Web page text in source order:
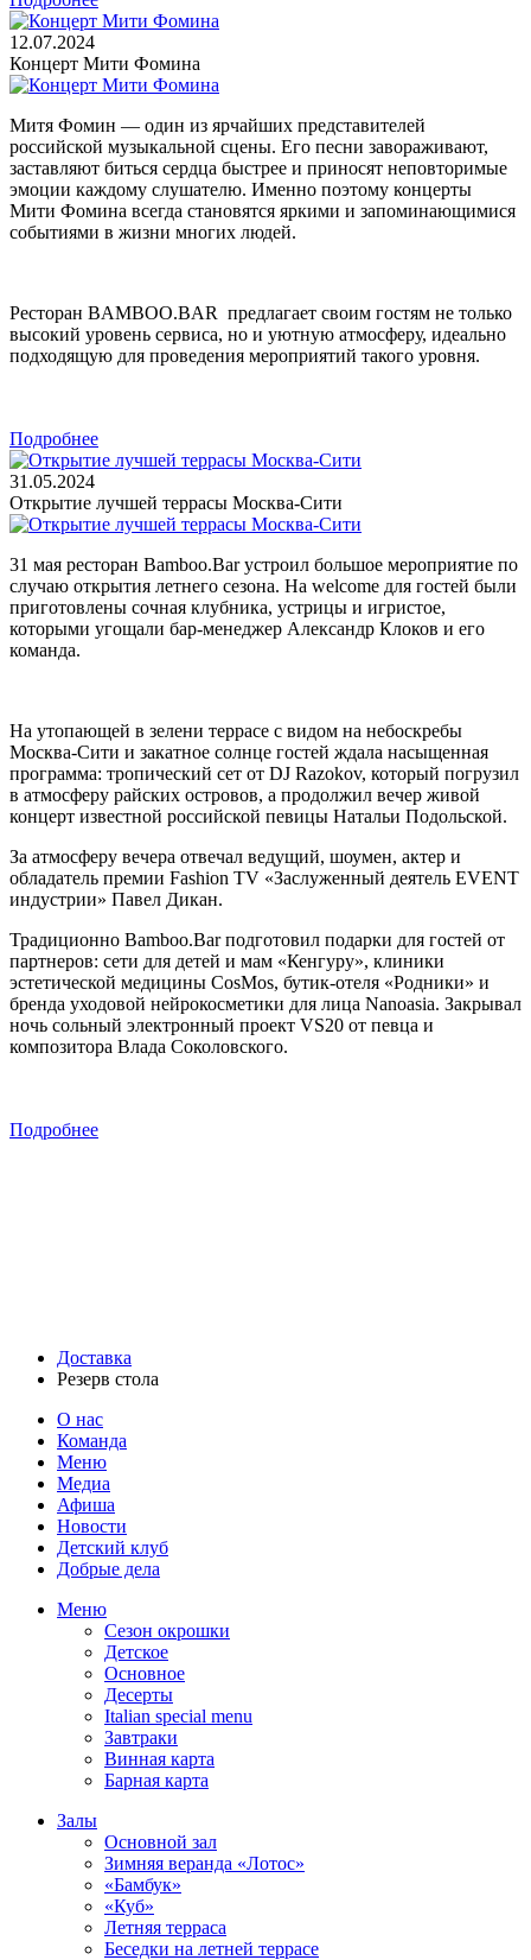
12.07.2024
Концерт Мити Фомина
Митя Фомин — один из ярчайших представителей
российской музыкальной сцены. Его песни завораживают,
заставляют биться сердца быстрее и приносят неповторимые
эмоции каждому слушателю. Именно поэтому концерты
Мити Фомина всегда становятся яркими и запоминающимися
событиями в жизни многих людей.
Ресторан BAMBOO.BAR предлагает своим гостям не только
высокий уровень сервиса, но и уютную атмосферу, идеально
подходящую для проведения мероприятий такого уровня.
Подробнее
31.05.2024
Открытие лучшей террасы Москва-Сити
31 мая ресторан Bamboo.Bar устроил большое мероприятие по
случаю открытия летнего сезона. На welcome для гостей были
приготовлены сочная клубника, устрицы и игристое,
которыми угощали бар-менеджер Александр Клоков и его
команда.
На утопающей в зелени террасе с видом на небоскребы
Москва-Сити и закатное солнце гостей ждала насыщенная
программа: тропический сет от DJ Razokov, который погрузил
в атмосферу райских островов, а продолжил вечер живой
концерт известной российской певицы Натальи Подольской.
За атмосферу вечера отвечал ведущий, шоумен, актер и
обладатель премии Fashion TV «Заслуженный деятель EVENT
индустрии» Павел Дикан.
Традиционно Bamboo.Bar подготовил подарки для гостей от
партнеров: сети для детей и мам «Кенгуру», клиники
эстетической медицины CosMos, бутик-отеля «Родники» и
бренда уходовой нейрокосметики для лица Nanoasia. Закрывал
ночь сольный электронный проект VS20 от певца и
композитора Влада Соколовского.
Подробнее
Доставка
Резерв стола
О нас
Команда
Меню
Медиа
Афиша
Новости
Детский клуб
Добрые дела
Меню
Сезон окрошки
Детское
Основное
Десерты
Italian special menu
Завтраки
Винная карта
Барная карта
Залы
Основной зал
Зимняя веранда «Лотос»
«Бамбук»
«Куб»
Летняя терраса
Беседки на летней террасе